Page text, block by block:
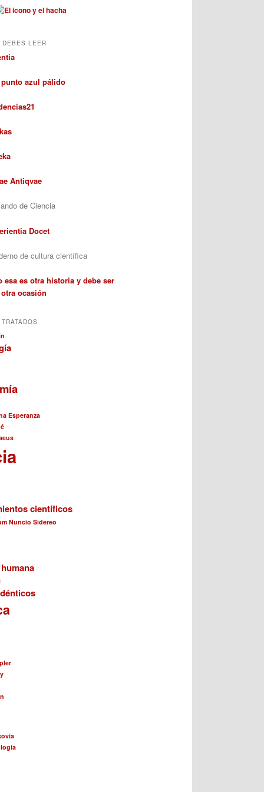
LEER
punto azul pálido
Antiqvae
de Ciencia
Docet
de cultura científica
esa es otra historia y debe ser
ocasión
Esperanza
científicos
Nuncio Sidereo